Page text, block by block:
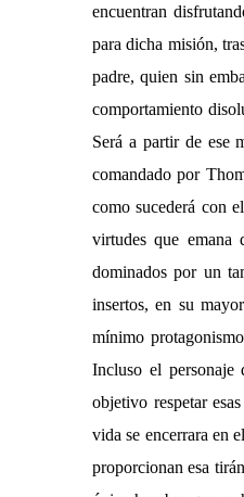
encuentran
para dicha misión,
padre, quien sin
comportamiento
Será a partir de ese
comandado por
como sucederá con
virtudes que emana
dominados por un
insertos, en su
mínimo
Incluso el
objetivo respetar
vida se encerrara en
proporcionan esa